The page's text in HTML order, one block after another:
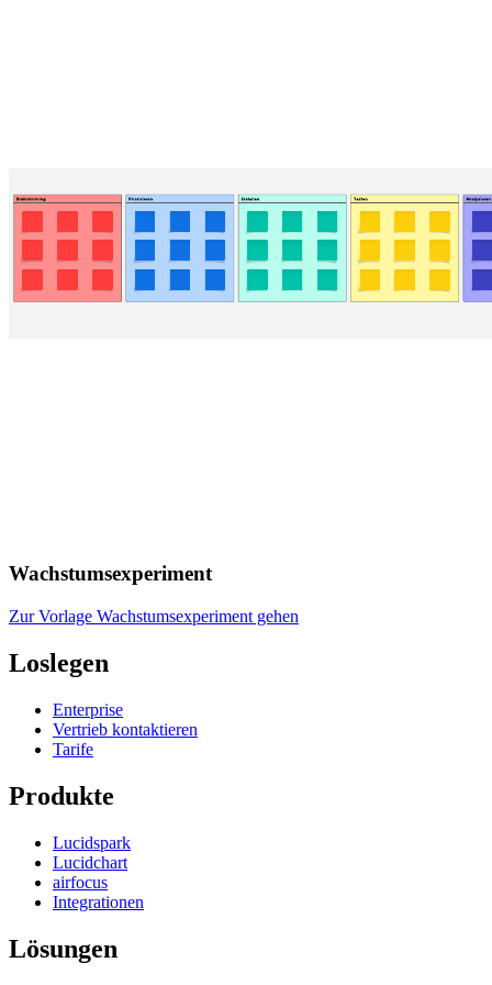
Wachstumsexperiment
Zur Vorlage Wachstumsexperiment gehen
Loslegen
Enterprise
Vertrieb kontaktieren
Tarife
Produkte
Lucidspark
Lucidchart
airfocus
Integrationen
Lösungen